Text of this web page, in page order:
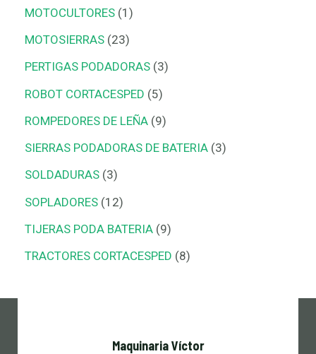
MOTOCULTORES 1
MOTOSIERRAS 23
PERTIGAS PODADORAS 3
ROBOT CORTACESPED 5
ROMPEDORES DE LEÑA 9
SIERRAS PODADORAS DE BATERIA 3
SOLDADURAS 3
SOPLADORES 12
TIJERAS PODA BATERIA 9
TRACTORES CORTACESPED 8
Maquinaria Víctor